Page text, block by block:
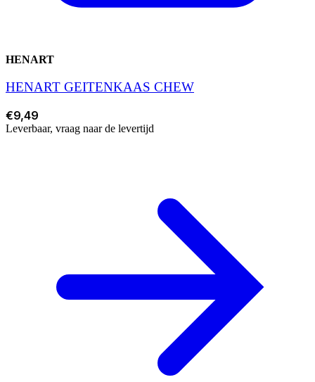
HENART
HENART GEITENKAAS CHEW
€9,49
Leverbaar, vraag naar de levertijd